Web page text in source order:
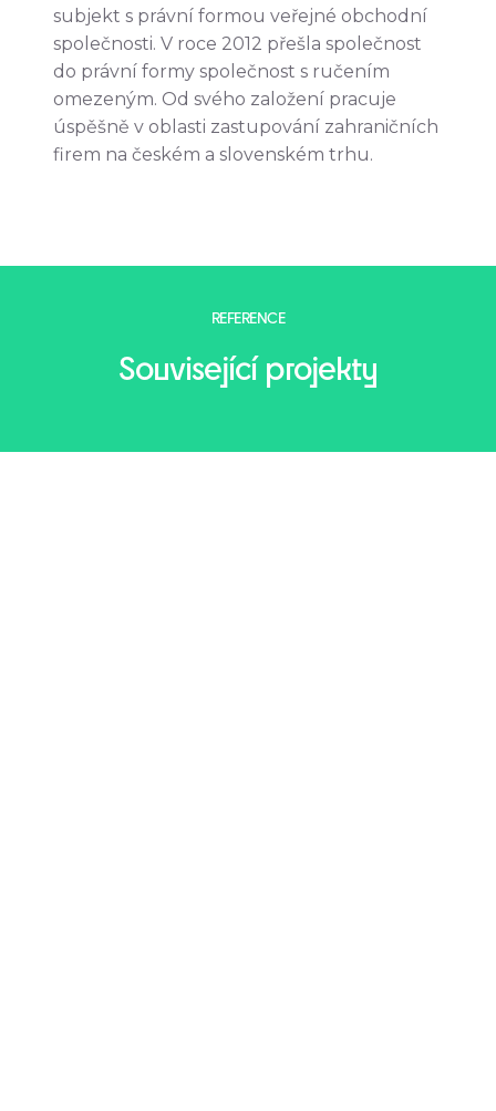
subjekt s právní formou veřejné obchodní
společnosti. V roce 2012 přešla společnost
do právní formy společnost s ručením
omezeným. Od svého založení pracuje
úspěšně v oblasti zastupování zahraničních
firem na českém a slovenském trhu.
REFERENCE
Související projekty